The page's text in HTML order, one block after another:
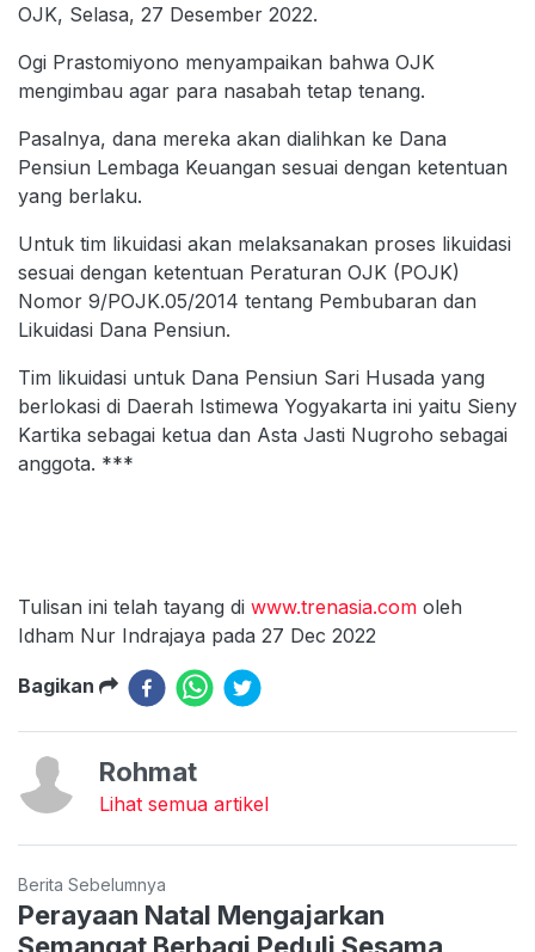
OJK, Selasa, 27 Desember 2022.
Ogi Prastomiyono menyampaikan bahwa OJK
mengimbau agar para nasabah tetap tenang.
Pasalnya, dana mereka akan dialihkan ke Dana
Pensiun Lembaga Keuangan sesuai dengan ketentuan
yang berlaku.
Untuk tim likuidasi akan melaksanakan proses likuidasi
sesuai dengan ketentuan Peraturan OJK (POJK)
Nomor 9/POJK.05/2014 tentang Pembubaran dan
Likuidasi Dana Pensiun.
Tim likuidasi untuk Dana Pensiun Sari Husada yang
berlokasi di Daerah Istimewa Yogyakarta ini yaitu Sieny
Kartika sebagai ketua dan Asta Jasti Nugroho sebagai
anggota. ***
Tulisan ini telah tayang di www.trenasia.com oleh
Idham Nur Indrajaya pada 27 Dec 2022
Bagikan
Rohmat
Lihat semua artikel
Berita Sebelumnya
Perayaan Natal Mengajarkan
Semangat Berbagi Peduli Sesama,